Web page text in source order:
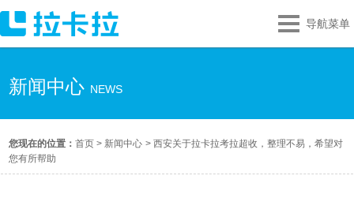
导航菜单
新闻中心 NEWS
您现在的位置：首页 > 新闻中心 >西安关于拉卡拉考拉超收，整理不易，希望对
您有所帮助